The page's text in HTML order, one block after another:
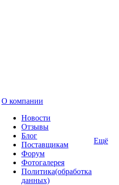
О компании
Новости
Отзывы
Блог
Поставщикам
Форум
Фотогалерея
Политика(обработка
данных)
Ещё